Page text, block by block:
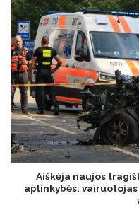
Aiškėja naujos
aplinkybės: